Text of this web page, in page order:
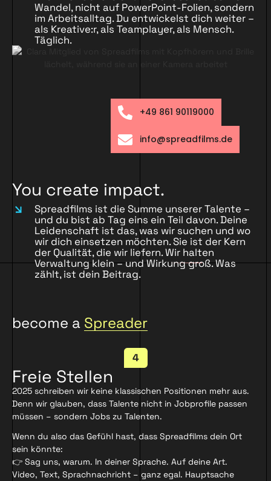
Wandel, nicht auf PowerPoint-Folien, sondern
im Arbeitsalltag. Du entwickelst dich weiter –
als Kreative:r, als Teamplayer, als Mensch.
Täglich.
You create impact.
Spreadfilms ist die Summe unserer Talente –
und du bist ab Tag eins ein Teil davon. Deine
Leidenschaft ist das, was wir suchen und wo
wir dich einsetzen möchten. Sie ist der Kern
der Qualität, die wir liefern. Wir halten
Verwaltung klein – und Wirkung groß. Was
zählt, ist dein Beitrag.
become a Spreader
4
Freie Stellen
2025 schreiben wir keine klassischen Positionen mehr aus.
Denn wir glauben, dass Talente nicht in Jobprofile passen
müssen – sondern Jobs zu Talenten.
Wenn du also das Gefühl hast, dass Spreadfilms dein Ort
sein könnte:
👉 Sag uns, warum. In deiner Sprache. Auf deine Art.
Video, Text, Sprachnachricht – ganz egal. Hauptsache
+49 861 90119000
info@spreadfilms.de